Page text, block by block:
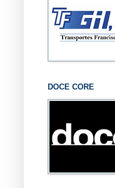
DOCE CORE